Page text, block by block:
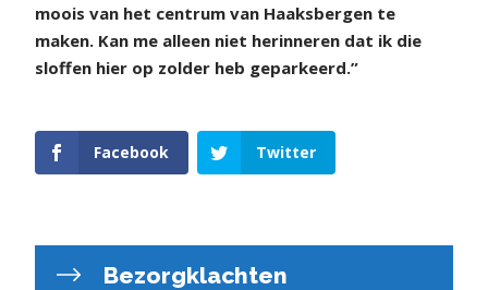
moois van het centrum van Haaksbergen te
maken. Kan me alleen niet herinneren dat ik die
sloffen hier op zolder heb geparkeerd.”
Facebook Twitter
Bezorgklachten